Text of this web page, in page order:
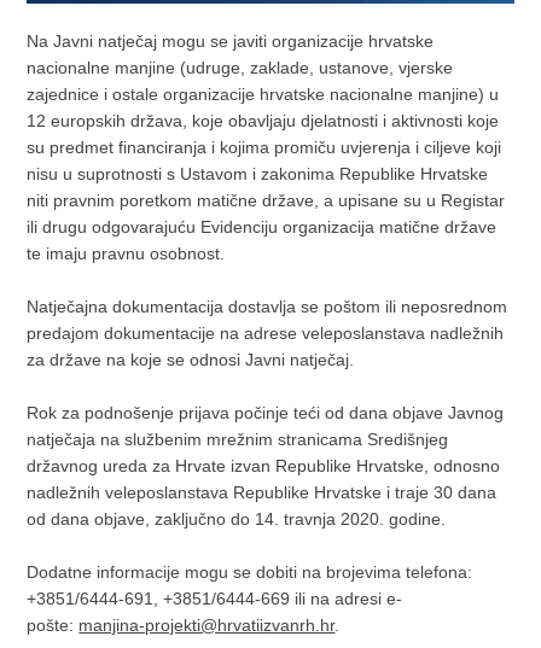
Na Javni natječaj mogu se javiti organizacije hrvatske
nacionalne manjine (udruge, zaklade, ustanove, vjerske
zajednice i ostale organizacije hrvatske nacionalne manjine) u
12 europskih država, koje obavljaju djelatnosti i aktivnosti koje
su predmet financiranja i kojima promiču uvjerenja i ciljeve koji
nisu u suprotnosti s Ustavom i zakonima Republike Hrvatske
niti pravnim poretkom matične države, a upisane su u Registar
ili drugu odgovarajuću Evidenciju organizacija matične države
te imaju pravnu osobnost.
Natječajna dokumentacija dostavlja se poštom ili neposrednom
predajom dokumentacije na adrese veleposlanstava nadležnih
za države na koje se odnosi Javni natječaj.
Rok za podnošenje prijava počinje teći od dana objave Javnog
natječaja na službenim mrežnim stranicama Središnjeg
državnog ureda za Hrvate izvan Republike Hrvatske, odnosno
nadležnih veleposlanstava Republike Hrvatske i traje 30 dana
od dana objave, zaključno do 14. travnja 2020. godine.
Dodatne informacije mogu se dobiti na brojevima telefona:
+3851/6444-691, +3851/6444-669 ili na adresi e-
pošte: manjina-projekti@hrvatiizvanrh.hr.